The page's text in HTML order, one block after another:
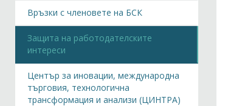
Връзки с членовете на БСК
Защита на работодателските
интереси
Център за иновации, международна
търговия, технологична
трансформация и анализи (ЦИНТРА)